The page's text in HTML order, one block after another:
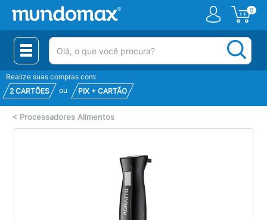
0
(pesquisar)
Realize suas compras com:
2 CARTÕES
ou PIX + CARTÃO
< Processadores Alimentos